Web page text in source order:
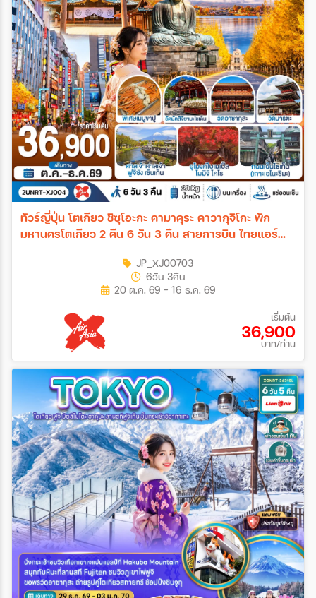
ทัวร์ญี่ปุ่น โตเกียว ชิซุโอะกะ คามาคุระ คาวากุจิโกะ พัก
มหานครโตเกียว 2 คืน 6 วัน 3 คืน สายการบิน ไทยแอร์
เอเชีย เอ็กซ์ 6วัน 3คืน (XJ)
JP_XJ00703
6วัน 3คืน
20 ต.ค. 69 - 16 ธ.ค. 69
เริ่มต้น
36,900
บาท/ท่าน